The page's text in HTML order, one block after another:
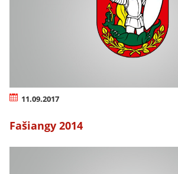
11.09.2017
Fašiangy 2014